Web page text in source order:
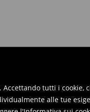
tutti i
alle tue